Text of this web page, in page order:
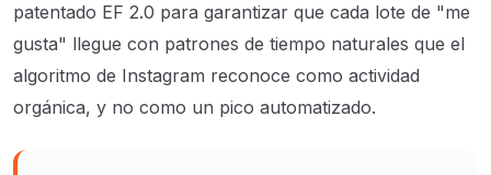
patentado EF 2.0 para garantizar que cada lote de "me
gusta" llegue con patrones de tiempo naturales que el
algoritmo de Instagram reconoce como actividad
orgánica, y no como un pico automatizado.